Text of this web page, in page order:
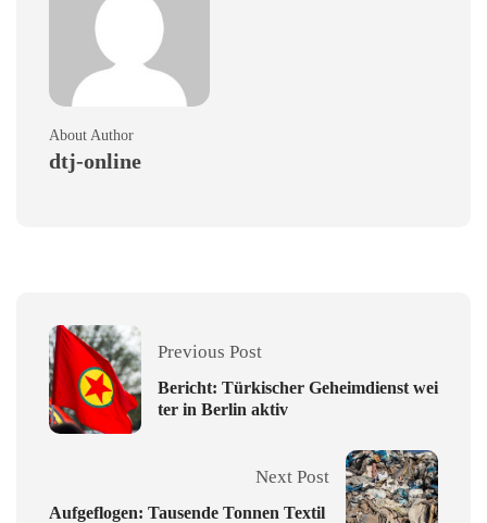
About Author
dtj-online
Previous Post
Bericht: Türkischer Geheimdienst wei
ter in Berlin aktiv
Next Post
Aufgeflogen: Tausende Tonnen Textil